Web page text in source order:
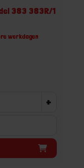
383 383R/1
werkdagen
+